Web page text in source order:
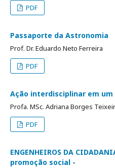
PDF
Passaporte da Astronomia
Prof. Dr. Eduardo Neto Ferreira
PDF
Ação interdisciplinar em
Profa. MSc. Adriana Borges
PDF
ENGENHEIROS DA
promoção social -